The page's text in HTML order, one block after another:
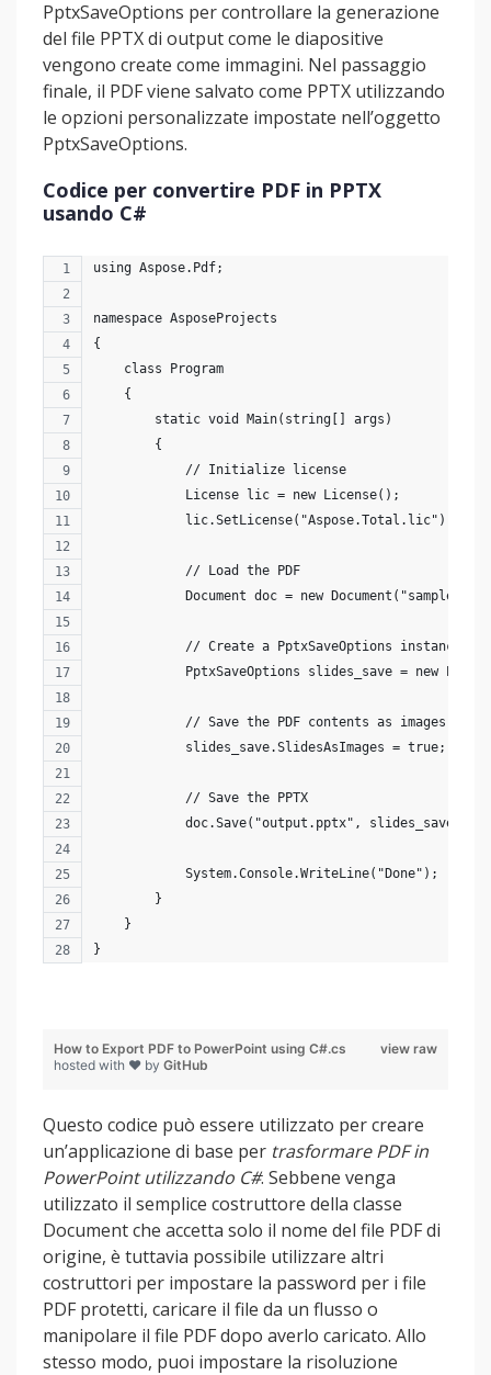
PptxSaveOptions per controllare la generazione
del file PPTX di output come le diapositive
vengono create come immagini. Nel passaggio
finale, il PDF viene salvato come PPTX utilizzando
le opzioni personalizzate impostate nell’oggetto
PptxSaveOptions.
Codice per convertire PDF in PPTX
usando C#
using Aspose.Pdf;
namespace AsposeProjects
{
    class Program
    {
        static void Main(string[] args)
        {
            // Initialize license
            License lic = new License();
            lic.SetLicense("Aspose.Total.lic");
            // Load the PDF
Document doc = new
            // Create a PptxSaveOptions instance
PptxSaveOptions slides_save = new
            // Save the PDF contents as images
            slides_save.SlidesAsImages = true;
            // Save the PPTX
            doc.Save("output.pptx", slides_save);
            System.Console.WriteLine("Done");
        }
    }
}
view raw
How to Export PDF to PowerPoint using C#.cs
hosted with ❤ by GitHub
Questo codice può essere utilizzato per creare
un’applicazione di base per trasformare PDF in
PowerPoint utilizzando C#. Sebbene venga
utilizzato il semplice costruttore della classe
Document che accetta solo il nome del file PDF di
origine, è tuttavia possibile utilizzare altri
costruttori per impostare la password per i file
PDF protetti, caricare il file da un flusso o
manipolare il file PDF dopo averlo caricato. Allo
stesso modo, puoi impostare la risoluzione